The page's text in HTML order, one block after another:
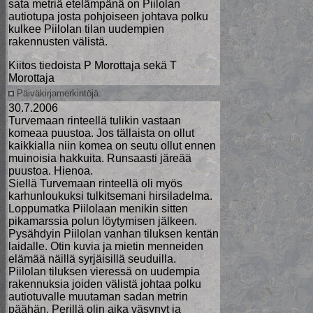
sata metriä etelämpänä on Piilolan
autiotupa josta pohjoiseen johtava polku
kulkee Piilolan tilan uudempien
rakennusten välistä.
Kiitos tiedoista P Morottaja sekä T
Morottaja
Päiväkirjamerkintöjä:
30.7.2006
Turvemaan rinteellä tulikin vastaan
komeaa puustoa. Jos tällaista on ollut
kaikkialla niin komea on seutu ollut ennen
muinoisia hakkuita. Runsaasti järeää
puustoa. Hienoa.
Siellä Turvemaan rinteellä oli myös
karhunloukuksi tulkitsemani hirsiladelma.
Loppumatka Piilolaan menikin sitten
pikamarssia polun löytymisen jälkeen.
Pysähdyin Piilolan vanhan tiluksen kentän
laidalle. Otin kuvia ja mietin menneiden
elämää näillä syrjäisillä seuduilla.
Piilolan tiluksen vieressä on uudempia
rakennuksia joiden välistä johtaa polku
autiotuvalle muutaman sadan metrin
päähän. Perillä olin aika väsynyt ja